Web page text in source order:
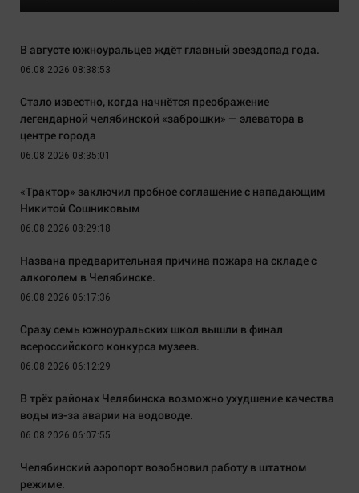
В августе южноуральцев ждёт главный звездопад года.
06.08.2026 08:38:53
Стало известно, когда начнётся преображение
легендарной челябинской «заброшки» — элеватора в
центре города
06.08.2026 08:35:01
«Трактор» заключил пробное соглашение с нападающим
Никитой Сошниковым
06.08.2026 08:29:18
Названа предварительная причина пожара на складе с
алкоголем в Челябинске.
06.08.2026 06:17:36
Сразу семь южноуральских школ вышли в финал
всероссийского конкурса музеев.
06.08.2026 06:12:29
В трёх районах Челябинска возможно ухудшение качества
воды из-за аварии на водоводе.
06.08.2026 06:07:55
Челябинский аэропорт возобновил работу в штатном
режиме.